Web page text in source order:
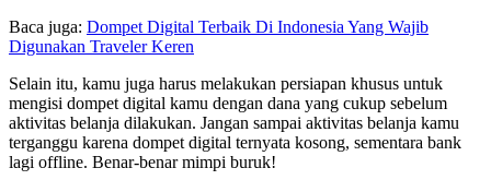
Baca juga: Dompet Digital Terbaik Di Indonesia Yang Wajib
Digunakan Traveler Keren
Selain itu, kamu juga harus melakukan persiapan khusus untuk
mengisi dompet digital kamu dengan dana yang cukup sebelum
aktivitas belanja dilakukan. Jangan sampai aktivitas belanja kamu
terganggu karena dompet digital ternyata kosong, sementara bank
lagi offline. Benar-benar mimpi buruk!